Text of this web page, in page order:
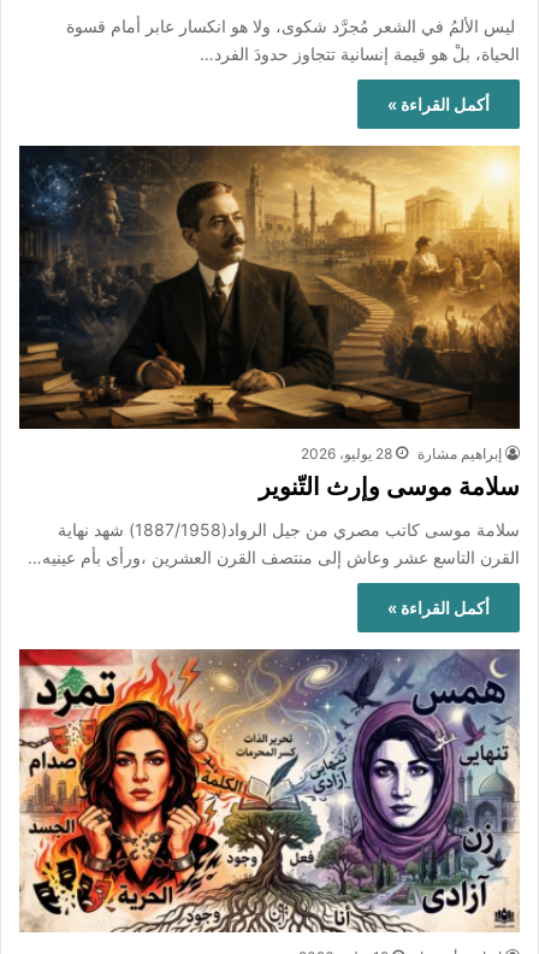
ليس الألمُ في الشعر مُجرَّد شكوى، ولا هو انكسار عابر أمام قسوة
الحياة، بلْ هو قيمة إنسانية تتجاوز حدودَ الفرد…
أكمل القراءة »
إبراهيم مشارة 28 يوليو، 2026
سلامة موسى وإرث التّنوير
سلامة موسى كاتب مصري من جيل الرواد(1887/1958) شهد نهاية
القرن التاسع عشر وعاش إلى منتصف القرن العشرين ،ورأى بأم عينيه…
أكمل القراءة »